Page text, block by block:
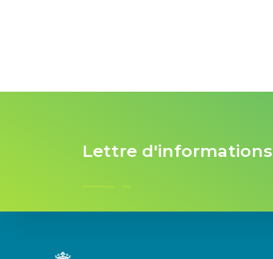
Lettre d'informations